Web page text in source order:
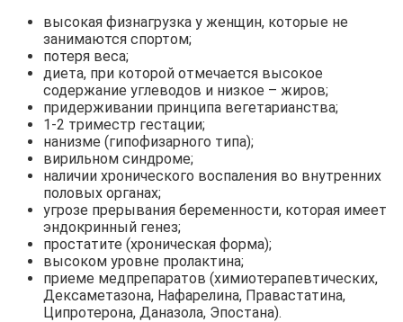
высокая физнагрузка у женщин, которые не
занимаются спортом;
потеря веса;
диета, при которой отмечается высокое
содержание углеводов и низкое – жиров;
придерживании принципа вегетарианства;
1-2 триместр гестации;
нанизме (гипофизарного типа);
вирильном синдроме;
наличии хронического воспаления во внутренних
половых органах;
угрозе прерывания беременности, которая имеет
эндокринный генез;
простатите (хроническая форма);
высоком уровне пролактина;
приеме медпрепаратов (химиотерапевтических,
Дексаметазона, Нафарелина, Правастатина,
Ципротерона, Даназола, Эпостана).